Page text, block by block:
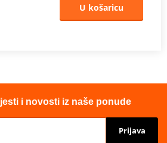
U košaricu
i novosti iz naše ponude
Prijava